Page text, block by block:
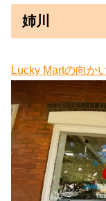
姉川
Lucky Martの向か